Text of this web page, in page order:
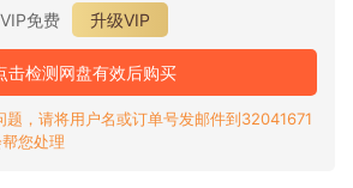
VIP免费
升级VIP
击检测网盘有效后购买
题，请将用户名或订单号发邮件到32041671
您处理